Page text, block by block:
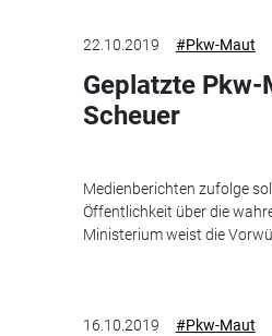
22.10.2019 #Pkw-Maut
Geplatzte
Scheuer
Medienberichten zufolge
Öffentlichkeit über die
Ministerium weist die
16.10.2019 #Pkw-Maut